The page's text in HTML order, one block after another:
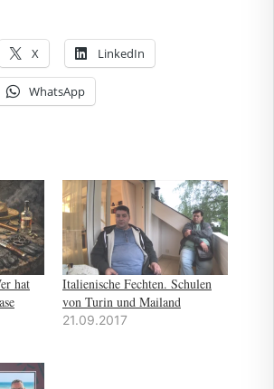
X LinkedIn
WhatsApp
hat
Italienische Fechten. Schulen
von Turin und Mailand
21.09.2017